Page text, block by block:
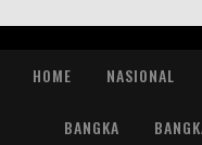
HOME NASIONAL
BANGKA